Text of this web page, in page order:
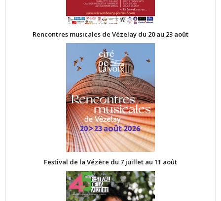
Rencontres musicales de Vézelay du 20 au 23 août
Festival de la Vézère du 7 juillet au 11 août